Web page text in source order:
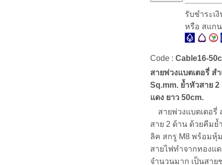
รับชำระเ
หรือ สแก
Code : Cable16-
สายพ่วงแบตเตอรี่ ส
Sq.mm. ย้ำหัวสาย
แดง ยาว 50cm.
สายพ่วงแบตเตอรี่
สาย 2 ด้าน ด้วยคีมย้
ลิค สกรู M8 พร้อมหุ้
สายไฟทำจากทองแด
จำนวนมาก เป็นสาย